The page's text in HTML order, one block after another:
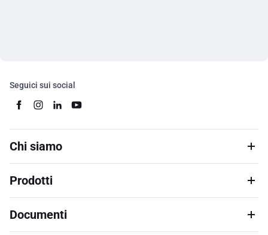
Seguici sui social
Chi siamo
Prodotti
Documenti